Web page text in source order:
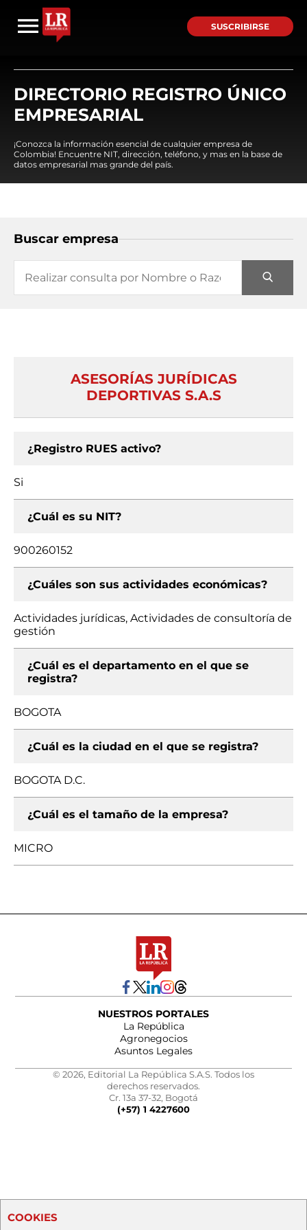
SUSCRIBIRSE
DIRECTORIO REGISTRO ÚNICO
EMPRESARIAL
¡Conozca la información esencial de cualquier empresa de
Colombia! Encuentre NIT, dirección, teléfono, y mas en la base de
datos empresarial mas grande del país.
Buscar empresa
ASESORÍAS JURÍDICAS
DEPORTIVAS S.A.S
¿Registro RUES activo?
Si
¿Cuál es su NIT?
900260152
¿Cuáles son sus actividades económicas?
Actividades jurídicas, Actividades de consultoría de
gestión
¿Cuál es el departamento en el que se
registra?
BOGOTA
¿Cuál es la ciudad en el que se registra?
BOGOTA D.C.
¿Cuál es el tamaño de la empresa?
MICRO
NUESTROS PORTALES
La República
Agronegocios
Asuntos Legales
© 2026, Editorial La República S.A.S. Todos los
derechos reservados.
Cr. 13a 37-32, Bogotá
(+57) 1 4227600
COOKIES